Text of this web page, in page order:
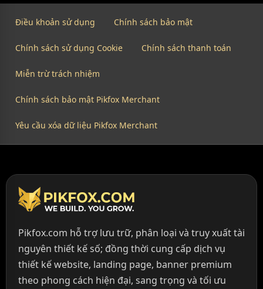
Điều khoản sử dụng Chính sách bảo mật
Chính sách sử dụng Cookie Chính sách thanh toán
Miễn trừ trách nhiệm
Chính sách bảo mật Pikfox Merchant
Yêu cầu xóa dữ liệu Pikfox Merchant
Pikfox.com hỗ trợ lưu trữ, phân loại và truy xuất tài
nguyên thiết kế số; đồng thời cung cấp dịch vụ
thiết kế website, landing page, banner premium
theo phong cách hiện đại, sang trọng và tối ưu